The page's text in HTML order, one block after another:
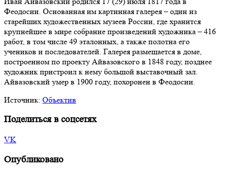
Феодосии. Основанная им картинная галерея – один из
старейших художественных музеев России, где хранится
крупнейшее в мире собрание произведений художника – 416
работ, в том числе 49 эталонных, а также полотна его
учеников и последователей. Галерея размещается в доме,
построенном по проекту Айвазовского в 1848 году, позднее
художник пристроил к нему большой выставочный зал.
Айвазовский умер в 1900 году, похоронен в Феодосии.
Источник: Объектив
Поделиться в соцсетях
VK
Опубликовано